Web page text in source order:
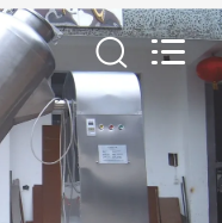
الصفحة
الرئيسية
Changzhou
Chenguang
Machinery
Co.,
Ltd..
All